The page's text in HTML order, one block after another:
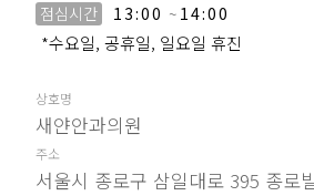
점심시간
13:00 ~ 14:00
*수요일, 공휴일, 일요일 휴진
상호명
새얀안과의원
주소
서울시 종로구 삼일대로 395 종로